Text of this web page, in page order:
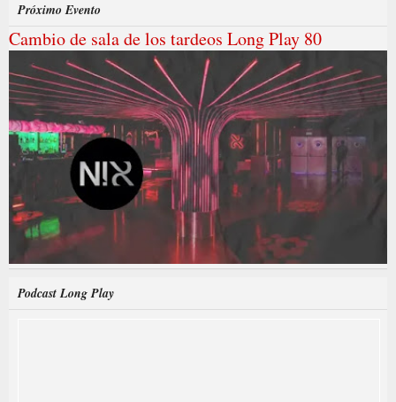
Próximo Evento
Cambio de sala de los tardeos Long Play 80
Podcast Long Play